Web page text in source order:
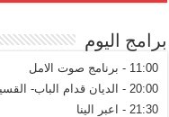
برامج اليوم
11:00 - برنامج صوت الامل
20:00 - الديان قدام الباب- القسيس وليم حنا
21:30 - اعبر الينا